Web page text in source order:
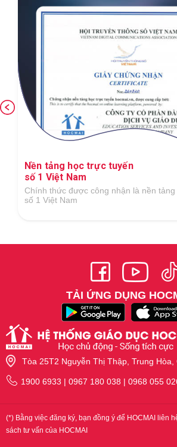
tuyến
Ứng dụng công nghệ số
vực GDĐT
Tại Giải thưởng Công nghệ
hội Công nghệ số Việt Nam tổ
TẢI ỨNG DỤNG
Tòa 25T2 Nguyễn Thị Thập, Trung Hòa,
1900 6933 | 0967 180 038 | 0968 055
(*) Bằng việc đăng ký, bạn đồng ý để HOCMAI liên
sách tư vấn của HOCMAI